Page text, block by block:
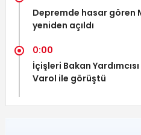
Depremde hasar gören
yeniden açıldı
0:00
İçişleri Bakan
Varol ile görüştü